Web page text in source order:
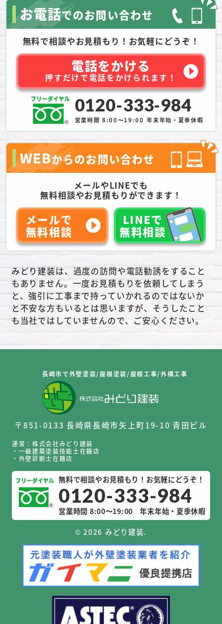
お電話でのお問い合わせ
無料で相談やお見積もり！お気軽にどうぞ！
電話をかける
押すだけで電話をかけられます！
0120-333-984
営業時間 8:00〜19:00 年末年始・夏季休暇
WEBからのお問い合わせ
メールやLINEでも
無料相談やお見積もりができます！
メールで
無料相談
LINEで
無料相談
みどり建装は、過度の訪問や電話勧誘をすること
もありません。一度お見積もりを依頼してしまう
と、強引に工事まで持っていかれるのではないか
と不安な方もいるとは思いますが、そうしたこと
も当社ではしていませんので、ご安心ください。
長崎市で外壁塗装/屋根塗装/屋根工事/外構工事
〒851-0133 長崎県長崎市矢上町19-10 青田ビル
運営：株式会社みどり建装
・一級建築塗装技能士在籍店
・外壁診断士在籍店
無料で相談やお見積もり！お気軽にどうぞ！
0120-333-984
営業時間 8:00〜19:00 年末年始・夏季休暇
©2026 みどり建装.